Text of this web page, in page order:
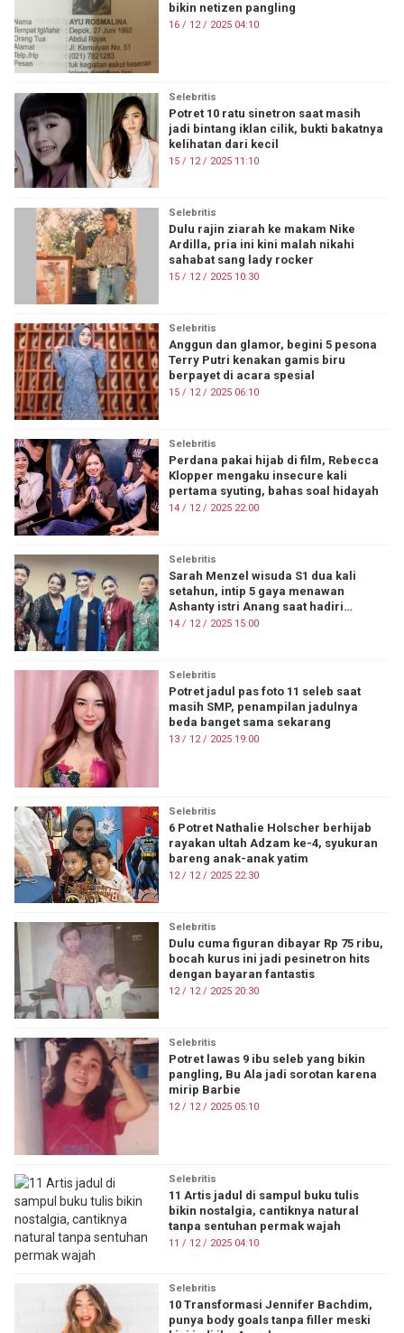
bikin netizen pangling
16 / 12 / 2025 04:10
Selebritis
Potret 10 ratu sinetron saat masih
jadi bintang iklan cilik, bukti bakatnya
kelihatan dari kecil
15 / 12 / 2025 11:10
Selebritis
Dulu rajin ziarah ke makam Nike
Ardilla, pria ini kini malah nikahi
sahabat sang lady rocker
15 / 12 / 2025 10:30
Selebritis
Anggun dan glamor, begini 5 pesona
Terry Putri kenakan gamis biru
berpayet di acara spesial
15 / 12 / 2025 06:10
Selebritis
Perdana pakai hijab di film, Rebecca
Klopper mengaku insecure kali
pertama syuting, bahas soal hidayah
14 / 12 / 2025 22:00
Selebritis
Sarah Menzel wisuda S1 dua kali
setahun, intip 5 gaya menawan
Ashanty istri Anang saat hadiri
acaranya
14 / 12 / 2025 15:00
Selebritis
Potret jadul pas foto 11 seleb saat
masih SMP, penampilan jadulnya
beda banget sama sekarang
13 / 12 / 2025 19:00
Selebritis
6 Potret Nathalie Holscher berhijab
rayakan ultah Adzam ke-4, syukuran
bareng anak-anak yatim
12 / 12 / 2025 22:30
Selebritis
Dulu cuma figuran dibayar Rp 75 ribu,
bocah kurus ini jadi pesinetron hits
dengan bayaran fantastis
12 / 12 / 2025 20:30
Selebritis
Potret lawas 9 ibu seleb yang bikin
pangling, Bu Ala jadi sorotan karena
mirip Barbie
12 / 12 / 2025 05:10
Selebritis
11 Artis jadul di sampul buku tulis
bikin nostalgia, cantiknya natural
tanpa sentuhan permak wajah
11 / 12 / 2025 04:10
Selebritis
10 Transformasi Jennifer Bachdim,
punya body goals tanpa filler meski